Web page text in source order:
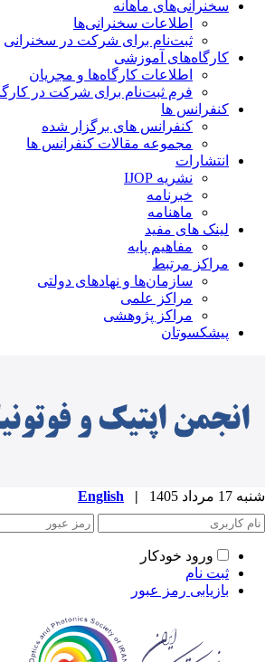
سخنرانی‌های ماهانه
اطلاعات سخنرانی‌‌ها
ثبت‌نام برای شرکت در سخنرانی
کارگاه‌های آموزشی
اطلاعات کارگاه‌ها و مجریان
فرم ثبت‌نام برای شرکت در کارگاه
کنفرانس ها
کنفرانس های برگزار شده
مجموعه مقالات کنفرانس ها
انتشارات
نشریه IJOP
خبرنامه
ماهنامه
لینک های مفید
مفاهیم پایه
مراکز مرتبط
سازمان‌ها و نهادهای دولتی
مراکز علمی
مراکز پژوهشی
پیشکسوتان
مرداد 1405 |
English
ورود خودکار
ثبت نام
بازیابی رمز عبور